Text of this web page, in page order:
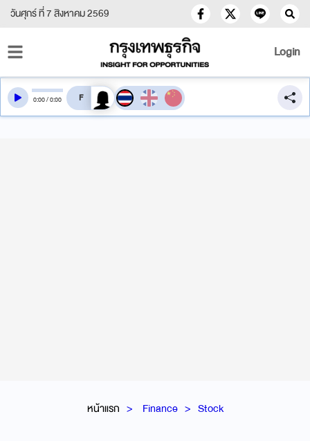
วันศุกร์ ที่ 7 สิงหาคม 2569
Login
หน้าแรก Finance Stock
0:00/0:00 สลับเสียงอ่าน